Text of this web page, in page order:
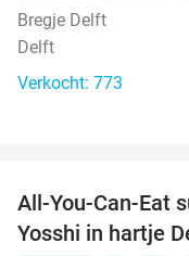
Bregje Delft
Delft
Verkocht: 773
All-You-Can-Eat
Yosshi in hartje